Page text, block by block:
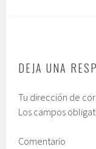
DEJA UNA
Tu dirección de
Los campos
Comentario